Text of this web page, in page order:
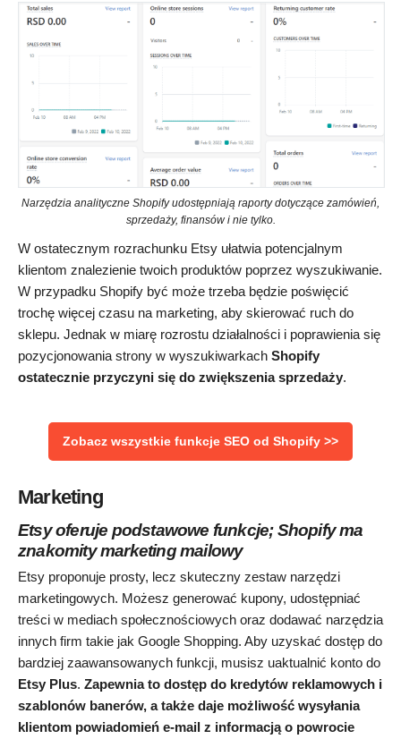
Narzędzia analityczne Shopify udostępniają raporty dotyczące zamówień,
sprzedaży, finansów i nie tylko.
W ostatecznym rozrachunku Etsy ułatwia potencjalnym
klientom znalezienie twoich produktów poprzez wyszukiwanie.
W przypadku Shopify być może trzeba będzie poświęcić
trochę więcej czasu na marketing, aby skierować ruch do
sklepu. Jednak w miarę rozrostu działalności i poprawienia się
pozycjonowania strony w wyszukiwarkach Shopify
ostatecznie przyczyni się do zwiększenia sprzedaży.
Zobacz wszystkie funkcje SEO od Shopify >>
Marketing
Etsy oferuje podstawowe funkcje; Shopify ma
znakomity marketing mailowy
Etsy proponuje prosty, lecz skuteczny zestaw narzędzi
marketingowych. Możesz generować kupony, udostępniać
treści w mediach społecznościowych oraz dodawać narzędzia
innych firm takie jak Google Shopping. Aby uzyskać dostęp do
bardziej zaawansowanych funkcji, musisz uaktualnić konto do
Etsy Plus. Zapewnia to dostęp do kredytów reklamowych i
szablonów banerów, a także daje możliwość wysyłania
klientom powiadomień e-mail z informacją o powrocie